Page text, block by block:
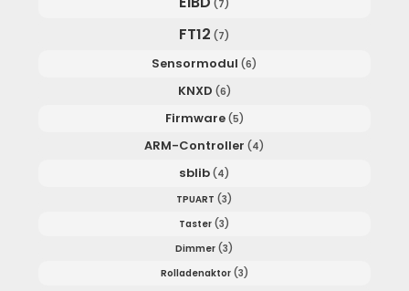
(7)
FT12 (7)
Sensormodul (6)
KNXD (6)
Firmware (5)
ARM-Controller (4)
sblib (4)
TPUART (3)
Taster (3)
Dimmer (3)
Rolladenaktor (3)